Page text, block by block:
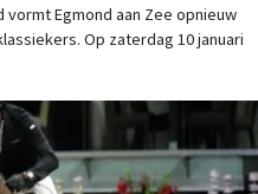
vormt Egmond aan Zee opnieuw
Op zaterdag 10 januari